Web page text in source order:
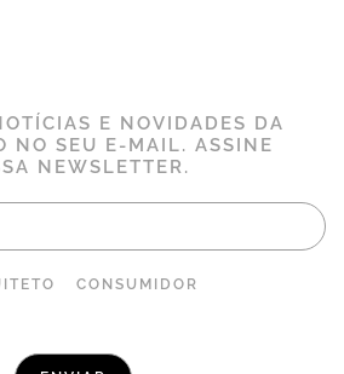
E NOVIDADES DA
NO SEU E-MAIL. ASSINE
NEWSLETTER.
CONSUMIDOR